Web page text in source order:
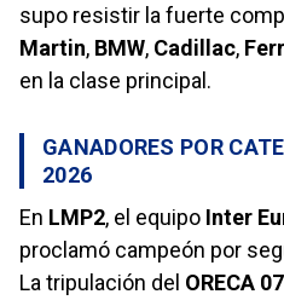
supo resistir la fuerte
Martin, BMW, Cadillac,
en la clase principal.
GANADORES POR
2026
En LMP2, el equipo Inter
proclamó campeón por
La tripulación del ORECA